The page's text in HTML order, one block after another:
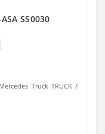
SS0030
Mercedes Truck TRUCK